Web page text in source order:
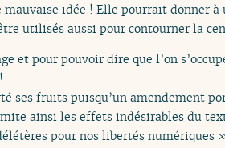
idée ! Elle pourrait donner
utilisés aussi pour contourner la
et pour pouvoir dire que l’on
ses fruits puisqu’un amendement
ainsi les effets indésirables du
pour nos libertés numériques